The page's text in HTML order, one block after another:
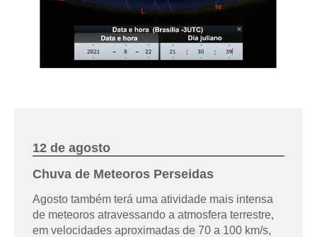
12 de agosto
Chuva de Meteoros Perseidas
Agosto também terá uma atividade mais intensa
de meteoros atravessando a atmosfera terrestre,
em velocidades aproximadas de 70 a 100 km/s,